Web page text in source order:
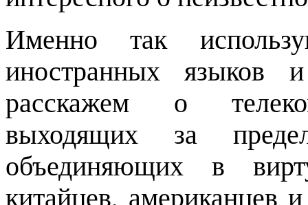
Именно так
иностранных
расскажем о
выходящих за
объединяющих в
китайцев, американцев